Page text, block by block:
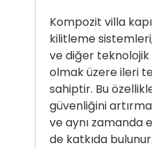
Kompozit villa
kilitleme
ve diğer
olmak üzere ileri
sahiptir. Bu
güvenliğini
ve aynı zamanda
de katkıda bulunur.